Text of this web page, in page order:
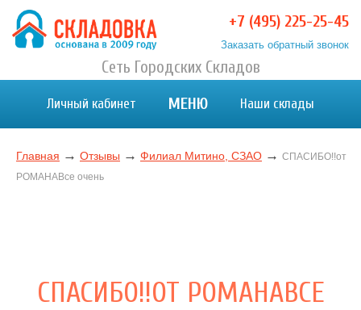
Перейти
содержимому
Хранение вещей в Москве и МО. Склад временного
Хранение вещей в Москве и МО. Склад временного хранения. Складовка
+7 (495) 225-25-45
Заказать обратный звонок
Сеть Городских Складов
Личный кабинет МЕНЮ Наши склады
Главная → Отзывы → Филиал Митино, СЗАО → СПАСИБО!!от
РОМАНАВсе очень
СПАСИБО!!ОТ РОМАНАВСЕ